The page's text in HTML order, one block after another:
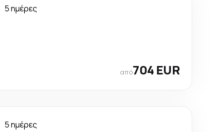
5 ημέρες
από704 EUR
5 ημέρες